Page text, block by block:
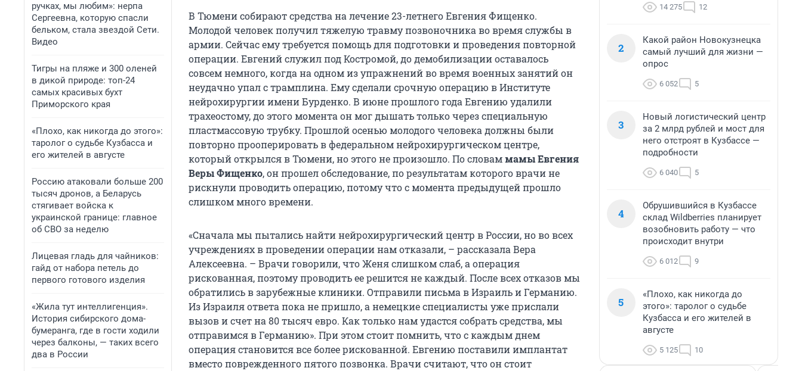
ручках, мы любим»: нерпа
Сергеевна, которую спасли
бельком, стала звездой Сети.
Видео
Тигры на пляже и 300 оленей
в дикой природе: топ-24
самых красивых бухт
Приморского края
«Плохо, как никогда до этого»:
таролог о судьбе Кузбасса и
его жителей в августе
Россию атаковали больше 200
тысяч дронов, а Беларусь
стягивает войска к
украинской границе: главное
об СВО за неделю
Лицевая гладь для чайников:
гайд от набора петель до
первого готового изделия
«Жила тут интеллигенция».
История сибирского дома-
бумеранга, где в гости ходили
через балконы, — таких всего
два в России
В Тюмени собирают средства на лечение 23-летнего Евгения Фищенко.
Молодой человек получил тяжелую травму позвоночника во время службы в
армии. Сейчас ему требуется помощь для подготовки и проведения повторной
операции. Евгений служил под Костромой, до демобилизации оставалось
совсем немного, когда на одном из упражнений во время военных занятий он
неудачно упал с трамплина. Ему сделали срочную операцию в Институте
нейрохирургии имени Бурденко. В июне прошлого года Евгению удалили
трахеостому, до этого момента он мог дышать только через специальную
пластмассовую трубку. Прошлой осенью молодого человека должны были
повторно прооперировать в федеральном нейрохирургическом центре,
который открылся в Тюмени, но этого не произошло. По словаммамы Евгения
Веры Фищенко, он прошел обследование, по результатам которого врачи не
рискнули проводить операцию, потому что с момента предыдущей прошло
слишком много времени.
«Сначала мы пытались найти нейрохирургический центр в России, но во всех
учреждениях в проведении операции нам отказали, – рассказала Вера
Алексеевна. – Врачи говорили, что Женя слишком слаб, а операция
рискованная, поэтому проводить ее решится не каждый. После всех отказов мы
обратились в зарубежные клиники. Отправили письма в Израиль и Германию.
Из Израиля ответа пока не пришло, а немецкие специалисты уже прислали
вызов и счет на 80 тысяч евро. Как только нам удастся собрать средства, мы
отправимся в Германию». При этом стоит помнить, что с каждым днем
операция становится все более рискованной. Евгению поставили имплантат
вместо поврежденного пятого позвонка. Врачи считают, что он стоит
14 275 12
2
Какой район Новокузнецка
самый лучший для жизни —
опрос
6 052 5
3
Новый логистический центр
за 2 млрд рублей и мост для
него отстроят в Кузбассе —
подробности
6 040 5
4
Обрушившийся в Кузбассе
склад Wildberries планирует
возобновить работу — что
происходит внутри
6 012 9
5
«Плохо, как никогда до
этого»: таролог о судьбе
Кузбасса и его жителей в
августе
5 125 10